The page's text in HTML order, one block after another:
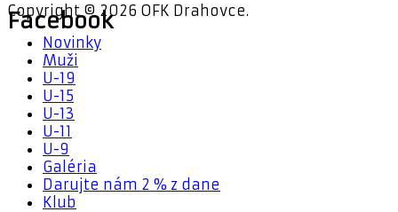
Copyright © 2026 OFK Drahovce.
Novinky
Muži
U-19
U-15
U-13
U-11
U-9
Galéria
Darujte nám 2 % z dane
Klub
Facebook